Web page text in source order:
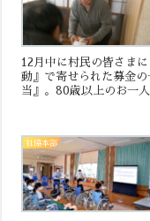
12月中に村民の皆さま
動』で寄せられた募金
当』。80歳以上のお一
社協本部